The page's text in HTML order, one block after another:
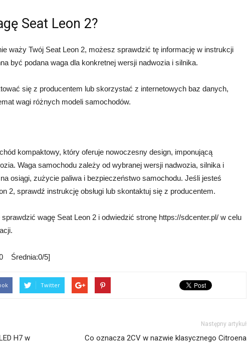
Seat Leon 2?
waży Twój Seat Leon 2, możesz sprawdzić tę informację w instrukcji
być podana waga dla konkretnej wersji nadwozia i silnika.
się z producentem lub skorzystać z internetowych baz danych,
wagi różnych modeli samochodów.
kompaktowy, który oferuje nowoczesny design, imponującą
Waga samochodu zależy od wybranej wersji nadwozia, silnika i
osiągi, zużycie paliwa i bezpieczeństwo samochodu. Jeśli jesteś
2, sprawdź instrukcję obsługi lub skontaktuj się z producentem.
wagę Seat Leon 2 i odwiedzić stronę https://sdcenter.pl/ w celu
Średnia:0/5]
Twitter
H7 w
Następny artykuł
Co oznacza 2CV w nazwie klasycznego Citroena